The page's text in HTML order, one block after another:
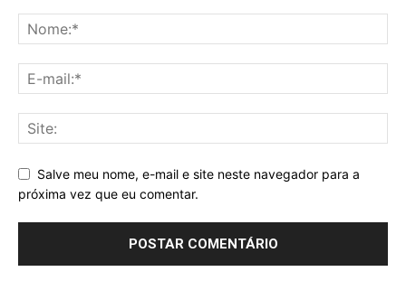
Salve meu nome, e-mail e site neste navegador para a
próxima vez que eu comentar.